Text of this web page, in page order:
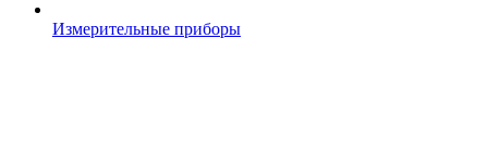
Измерительные приборы